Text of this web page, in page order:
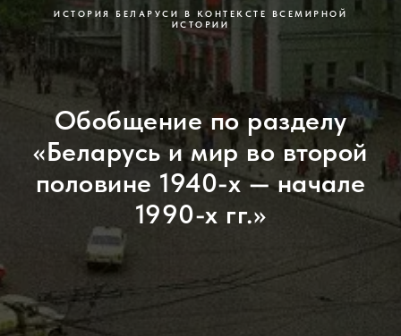
ИСТОРИЯ БЕЛАРУСИ В КОНТЕКСТЕ ВСЕМИРНОЙ
ИСТОРИИ
Обобщение по разделу
«Беларусь и мир во второй
половине 1940-х — начале
1990-х гг.»